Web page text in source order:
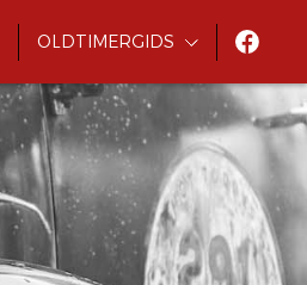
OLDTIMERGIDS